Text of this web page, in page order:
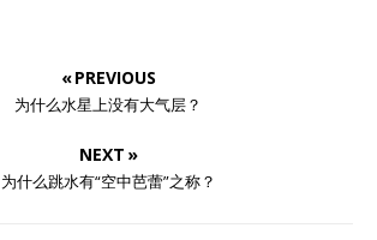
« PREVIOUS
为什么水星上没有大气层？
NEXT »
为什么跳水有“空中芭蕾”之称？